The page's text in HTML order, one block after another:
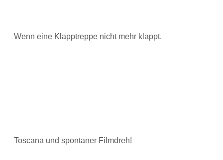
Wenn eine Klapptreppe nicht mehr klappt.
Toscana und spontaner Filmdreh!